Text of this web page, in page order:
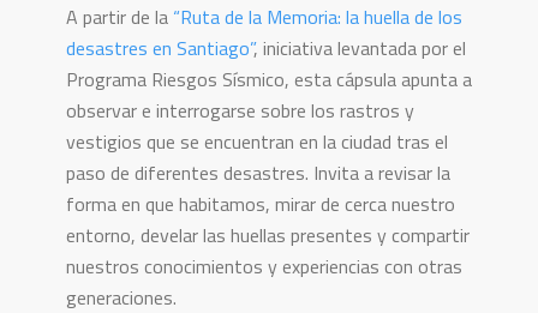
A partir de la “Ruta de la Memoria: la huella de los
desastres en Santiago”, iniciativa levantada por el
Programa Riesgos Sísmico, esta cápsula apunta a
observar e interrogarse sobre los rastros y
vestigios que se encuentran en la ciudad tras el
paso de diferentes desastres. Invita a revisar la
forma en que habitamos, mirar de cerca nuestro
entorno, develar las huellas presentes y compartir
nuestros conocimientos y experiencias con otras
generaciones.